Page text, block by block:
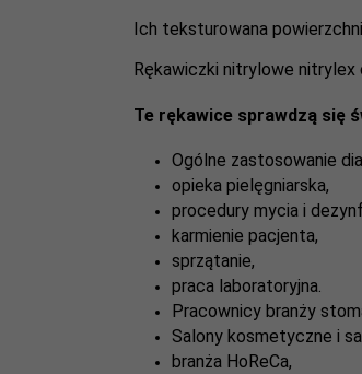
Ich teksturowana
Rękawiczki nitrylowe
Te rękawice sprawdzą się
Ogólne zastosowanie
opieka pielęgniarska,
procedury mycia i
karmienie pacjenta,
sprzątanie,
praca laboratoryjna.
Pracownicy branży
Salony kosmetyczne i
branża HoReCa,